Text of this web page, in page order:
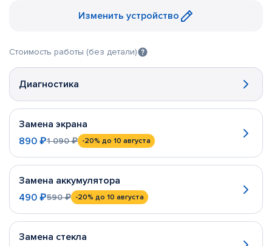
Изменить устройство
Стоимость работы (без детали)
Диагностика
Замена экрана
890 ₽1 090 ₽ -20% до 10 августа
Замена аккумулятора
490 ₽590 ₽ -20% до 10 августа
Замена стекла